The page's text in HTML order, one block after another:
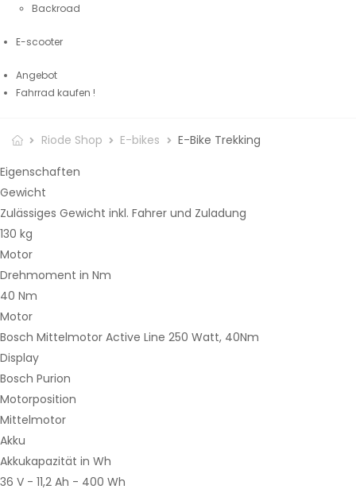
Backroad
E-scooter
Angebot
Fahrrad kaufen !
Riode Shop E-bikes
E-Bike Trekking
Eigenschaften
Gewicht
Zulässiges Gewicht inkl. Fahrer und Zuladung
130 kg
Motor
Drehmoment in Nm
40 Nm
Motor
Bosch Mittelmotor Active Line 250 Watt, 40Nm
Display
Bosch Purion
Motorposition
Mittelmotor
Akku
Akkukapazität in Wh
36 V - 11,2 Ah - 400 Wh